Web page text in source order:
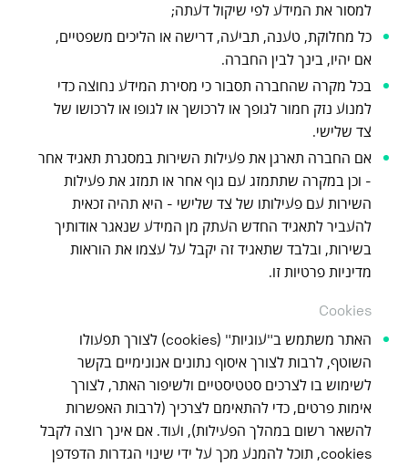
למסור את המידע לפי שיקול דעתה;
כל מחלוקת, טענה, תביעה, דרישה או הליכים משפטיים,
אם יהיו, בינך לבין החברה.
בכל מקרה שהחברה תסבור כי מסירת המידע נחוצה כדי
למנוע נזק חמור לגופך או לרכושך או לגופו או לרכושו של
צד שלישי.
אם החברה תארגן את פעילות השירות במסגרת תאגיד אחר
- וכן במקרה שתתמזג עם גוף אחר או תמזג את פעילות
השירות עם פעילותו של צד שלישי - היא תהיה זכאית
להעביר לתאגיד החדש העתק מן המידע שנאגר אודותיך
בשירות, ובלבד שתאגיד זה יקבל על עצמו את הוראות
מדיניות פרטיות זו.
Cookies
האתר משתמש ב"עוגיות" (cookies) לצורך תפעולו
השוטף, לרבות לצורך איסוף נתונים אנונימיים בקשר
לשימוש בו לצרכים סטטיסטיים ולשיפור האתר, לצורך
אימות פרטים, כדי להתאימם לצרכיך (לרבות האפשרות
להשאר רשום במהלך הפעילות), ועוד. אם אינך רוצה לקבל
cookies, תוכל להמנע מכך על ידי שינוי הגדרות הדפדפן